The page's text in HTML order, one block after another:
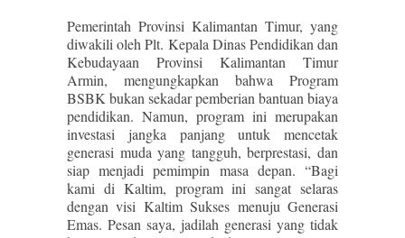
Pemerintah Provinsi Kalimantan Timur, yang
diwakili oleh Plt. Kepala Dinas Pendidikan dan
Kebudayaan Provinsi Kalimantan Timur
Armin, mengungkapkan bahwa Program
BSBK bukan sekadar pemberian bantuan biaya
pendidikan. Namun, program ini merupakan
investasi jangka panjang untuk mencetak
generasi muda yang tangguh, berprestasi, dan
siap menjadi pemimpin masa depan. “Bagi
kami di Kaltim, program ini sangat selaras
dengan visi Kaltim Sukses menuju Generasi
Emas. Pesan saya, jadilah generasi yang tidak